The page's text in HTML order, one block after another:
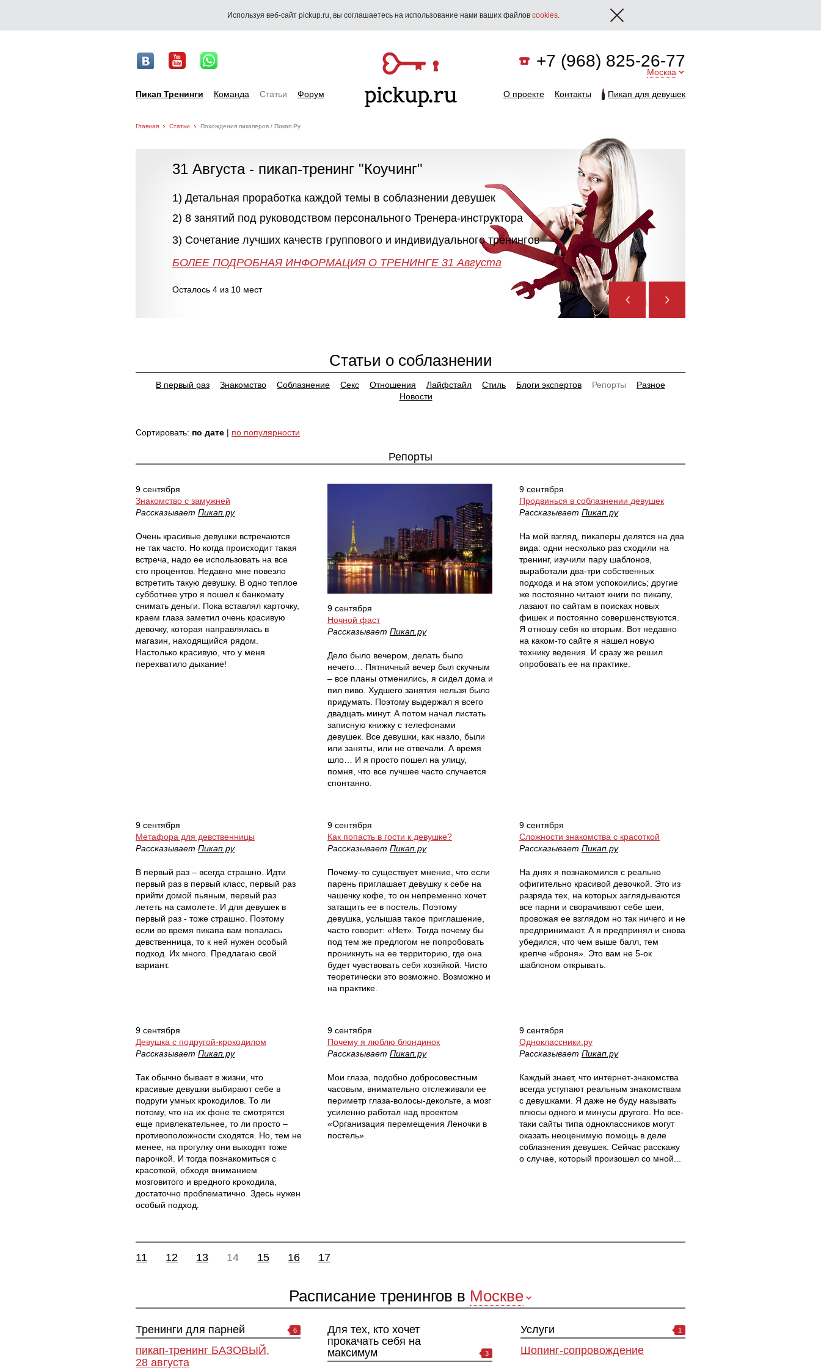
Используя веб-сайт pickup.ru, вы соглашаетесь на использование нами ваших файлов cookies
Пикап Тренинги Команда Статьи Форум
+7 (968) 825-26-77
Москва
О проекте Контакты Пикап для девушек
Главная Статьи Похождения пикаперов / Пикап.Ру
БОЛЕЕ ПОДРОБНАЯ ИНФОРМАЦИЯ О ТРЕНИНГЕ 28-29-30 Августа
31 Августа - пикап-тренинг "Коучинг"
1) Детальная проработка каждой темы в соблазнении девушек
2) 8 занятий под руководством персонального Тренера-инструктора
3) Сочетание лучших качеств группового и индивидуального тренингов
БОЛЕЕ ПОДРОБНАЯ ИНФОРМАЦИЯ О ТРЕНИНГЕ 31 Августа
Осталось 4 из 10 мест
ПИКАП
50 часов практики
Онлайн поддержка 24/7
Незабываемое приключение
Занятия до результата
25-26 Сентября
"Как познакомиться с девушкой"
13 Октября в 20:00
>>>ЗАПИСАТЬСЯ НА МАСТЕР-КЛАСС<<<
Статьи о соблазнении
В первый раз Знакомство Соблазнение Секс Отношения Лайфстайл Стиль Блоги экспертов Репорты
Разное
Новости
Сортировать: по дате | по популярности
Репорты
9 сентября
Знакомство с замужней
Рассказывает Пикап.ру
Очень красивые девушки встречаются
не так часто. Но когда происходит такая
встреча, надо ее использовать на все
сто процентов. Недавно мне повезло
встретить такую девушку. В одно теплое
субботнее утро я пошел к банкомату
снимать деньги. Пока вставлял карточку,
краем глаза заметил очень красивую
девочку, которая направлялась в
магазин, находящийся рядом.
Настолько красивую, что у меня
перехватило дыхание!
9 сентября
Ночной фаст
Рассказывает Пикап.ру
Дело было вечером, делать было
нечего… Пятничный вечер был скучным
– все планы отменились, я сидел дома и
пил пиво. Худшего занятия нельзя было
придумать. Поэтому выдержал я всего
двадцать минут. А потом начал листать
записную книжку с телефонами
девушек. Все девушки, как назло, были
или заняты, или не отвечали. А время
шло… И я просто пошел на улицу,
помня, что все лучшее часто случается
спонтанно.
9 сентября
Продвинься в соблазнении девушек
Рассказывает Пикап.ру
На мой взгляд, пикаперы делятся на два
вида: одни несколько раз сходили на
тренинг, изучили пару шаблонов,
выработали два-три собственных
подхода и на этом успокоились; другие
же постоянно читают книги по пикапу,
лазают по сайтам в поисках новых
фишек и постоянно совершенствуются.
Я отношу себя ко вторым. Вот недавно
на каком-то сайте я нашел новую
технику ведения. И сразу же решил
опробовать ее на практике.
9 сентября
Метафора для девственницы
Рассказывает Пикап.ру
В первый раз – всегда страшно. Идти
первый раз в первый класс, первый раз
прийти домой пьяным, первый раз
лететь на самолете. И для девушек в
первый раз - тоже страшно. Поэтому
если во время пикапа вам попалась
девственница, то к ней нужен особый
подход. Их много. Предлагаю свой
вариант.
9 сентября
Как попасть в гости к девушке?
Рассказывает Пикап.ру
Почему-то существует мнение, что если
парень приглашает девушку к себе на
чашечку кофе, то он непременно хочет
затащить ее в постель. Поэтому
девушка, услышав такое приглашение,
часто говорит: «Нет». Тогда почему бы
под тем же предлогом не попробовать
проникнуть на ее территорию, где она
будет чувствовать себя хозяйкой. Чисто
теоретически это возможно. Возможно и
на практике.
9 сентября
Сложности знакомства с красоткой
Рассказывает Пикап.ру
На днях я познакомился с реально
офигительно красивой девочкой. Это из
разряда тех, на которых заглядываются
все парни и сворачивают себе шеи,
провожая ее взглядом но так ничего и не
предпринимают. А я предпринял и снова
убедился, что чем выше балл, тем
крепче «броня». Это вам не 5-ок
шаблоном открывать.
9 сентября
Девушка с подругой-крокодилом
Рассказывает Пикап.ру
Так обычно бывает в жизни, что
красивые девушки выбирают себе в
подруги умных крокодилов. То ли
потому, что на их фоне те смотрятся
еще привлекательнее, то ли просто –
противоположности сходятся. Но, тем не
менее, на прогулку они выходят тоже
парочкой. И тогда познакомиться с
красоткой, обходя вниманием
мозговитого и вредного крокодила,
достаточно проблематично. Здесь нужен
особый подход.
9 сентября
Почему я люблю блондинок
Рассказывает Пикап.ру
Мои глаза, подобно добросовестным
часовым, внимательно отслеживали ее
периметр глаза-волосы-декольте, а мозг
усиленно работал над проектом
«Организация перемещения Леночки в
постель».
9 сентября
Одноклассники.ру
Рассказывает Пикап.ру
Каждый знает, что интернет-знакомства
всегда уступают реальным знакомствам
с девушками. Я даже не буду называть
плюсы одного и минусы другого. Но все-
таки сайты типа одноклассников могут
оказать неоценимую помощь в деле
соблазнения девушек. Сейчас расскажу
о случае, который произошел со мной...
11 12 13 14 15 16 17
Расписание тренингов в Москве
Тренинги для парней 6
пикап-тренинг БАЗОВЫЙ,
28 августа
Для тех, кто хочет
прокачать себя на
максимум
3
Услуги 1
Шопинг-сопровождение